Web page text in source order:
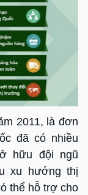
2011, là đơn
đã có nhiều
hữu đội ngũ
xu hướng thị
thể hỗ trợ cho